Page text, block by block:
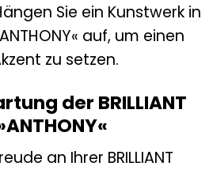
Sie ein Kunstwerk in
auf, um einen
zu setzen.
der BRILLIANT
an Ihrer BRILLIANT